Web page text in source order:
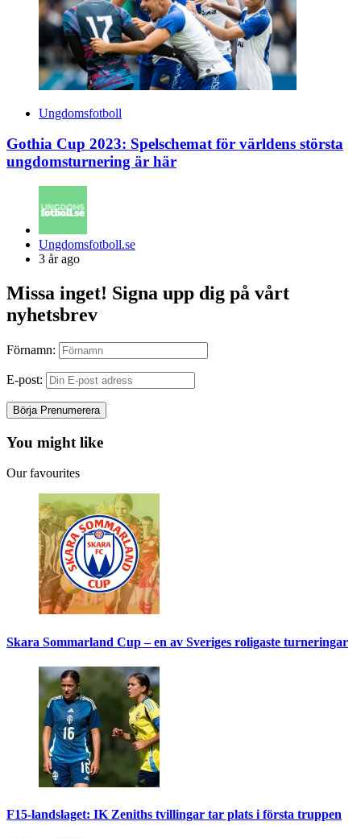
Ungdomsfotboll
Gothia Cup 2023: Spelschemat för världens största
ungdomsturnering är här
Posted
by
Ungdomsfotboll.se
3 år ago
Missa inget! Signa upp dig på vårt
nyhetsbrev
Förnamn:
E-post:
You might like
Our favourites
Skara Sommarland Cup – en av Sveriges roligaste turneringar
F15-landslaget: IK Zeniths tvillingar tar plats i första truppen